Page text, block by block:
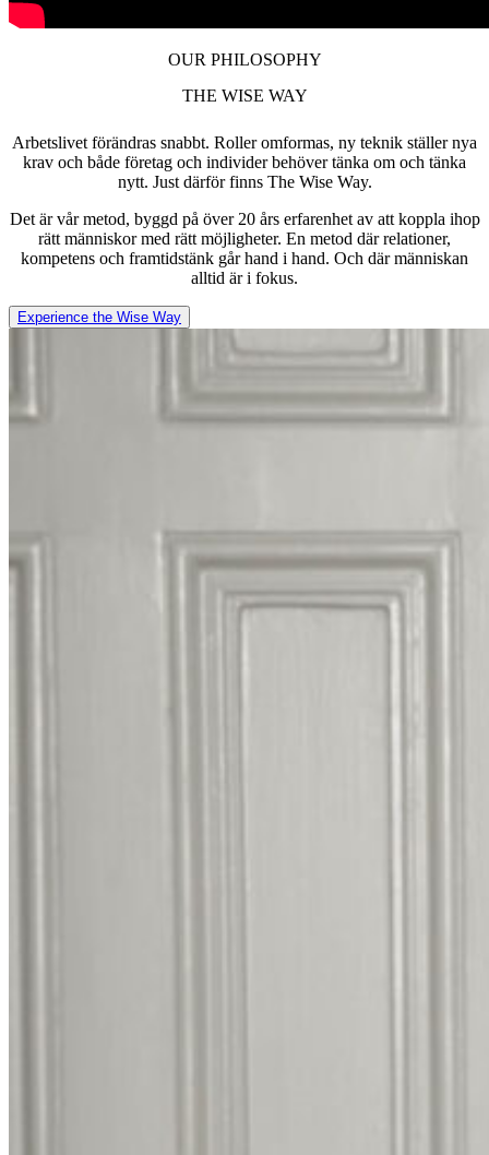
OUR PHILOSOPHY
THE WISE WAY
Arbetslivet förändras snabbt. Roller omformas, ny teknik ställer nya
krav och både företag och individer behöver tänka om och tänka
nytt. Just därför finns The Wise Way.
Det är vår metod, byggd på över 20 års erfarenhet av att koppla ihop
rätt människor med rätt möjligheter. En metod där relationer,
kompetens och framtidstänk går hand i hand. Och där människan
alltid är i fokus.
Experience the Wise Way